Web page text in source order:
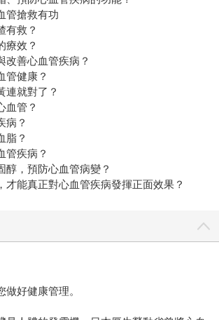
管搶救有功
有救？
療效？
改善心血管疾病？
管健康？
連就對了？
血管？
病？
脂？
管疾病？
醇，預防心血管病變？
才能真正對心血管疾病發揮正面效果？
好健康管理。